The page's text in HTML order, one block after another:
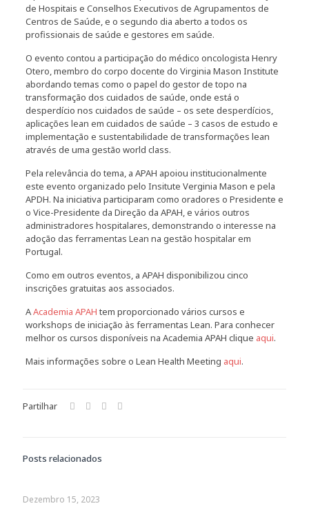
de Hospitais e Conselhos Executivos de Agrupamentos de
Centros de Saúde, e o segundo dia aberto a todos os
profissionais de saúde e gestores em saúde.
O evento contou a participação do médico oncologista Henry
Otero, membro do corpo docente do Virginia Mason Institute
abordando temas como o papel do gestor de topo na
transformação dos cuidados de saúde, onde está o
desperdício nos cuidados de saúde – os sete desperdícios,
aplicações lean em cuidados de saúde – 3 casos de estudo e
implementação e sustentabilidade de transformações lean
através de uma gestão world class.
Pela relevância do tema, a APAH apoiou institucionalmente
este evento organizado pelo Insitute Verginia Mason e pela
APDH. Na iniciativa participaram como oradores o Presidente e
o Vice-Presidente da Direção da APAH, e vários outros
administradores hospitalares, demonstrando o interesse na
adoção das ferramentas Lean na gestão hospitalar em
Portugal.
Como em outros eventos, a APAH disponibilizou cinco
inscrições gratuitas aos associados.
AAcademia APAH tem proporcionado vários cursos e
workshops de iniciação às ferramentas Lean. Para conhecer
melhor os cursos disponíveis na Academia APAH clique aqui.
Mais informações sobre o Lean Health Meeting aqui.
Partilhar
Posts relacionados
Dezembro 15, 2023